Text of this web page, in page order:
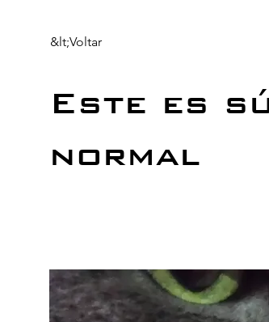
&lt;Voltar
Este es
normal